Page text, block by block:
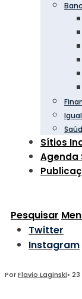
Sítios
Agenda
Pesquisar
Twitter
Instagram
PorFlavio Laginski• 23